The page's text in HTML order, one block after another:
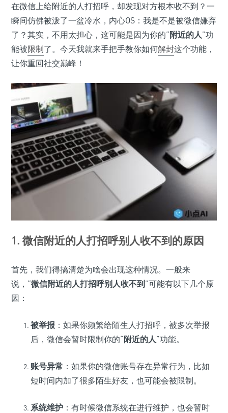
在微信上给附近的人打招呼，却发现对方根本收不到？一
瞬间仿佛被泼了一盆冷水，内心OS：我是不是被微信嫌弃
了？其实，不用太担心，这可能是因为你的“附近的人”功
能被限制了。今天我就来手把手教你如何解封这个功能，
让你重回社交巅峰！
1. 微信附近的人打招呼别人收不到的原因
首先，我们得搞清楚为啥会出现这种情况。一般来
说，“微信附近的人打招呼别人收不到”可能有以下几个原
因：
被举报 ：如果你频繁给陌生人打招呼，被多次举报
后，微信会暂时限制你的“附近的人”功能。
账号异常 ：如果你的微信账号存在异常行为，比如
短时间内加了很多陌生好友，也可能会被限制。
系统维护 ：有时候微信系统在进行维护，也会暂时